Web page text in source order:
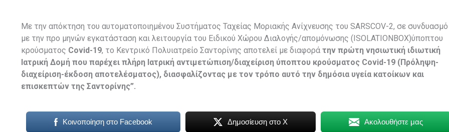
Με την απόκτηση του αυτοματοποιημένου Συστήματος Ταχείας Μοριακής Ανίχνευσης του SARSCOV-2, σε συνδυασμό
με την προ μηνών εγκατάσταση και λειτουργία του Ειδικού Χώρου Διαλογής/απομόνωσης (ISOLATIONBOX)ύποπτου
κρούσματος Covid-19, το Κεντρικό Πολυιατρείο Σαντορίνης αποτελεί με διαφορά την πρώτη νησιωτική ιδιωτική
Ιατρική Δομή που παρέχει πλήρη Ιατρική αντιμετώπιση/διαχείριση ύποπτου κρούσματος Covid-19 (Πρόληψη-
διαχείριση-έκδοση αποτελέσματος), διασφαλίζοντας με τον τρόπο αυτό την δημόσια υγεία κατοίκων και
επισκεπτών της Σαντορίνης”.
Κοινοποίηση στο Facebook Δημοσίευση στο X Ακολουθήστε μας